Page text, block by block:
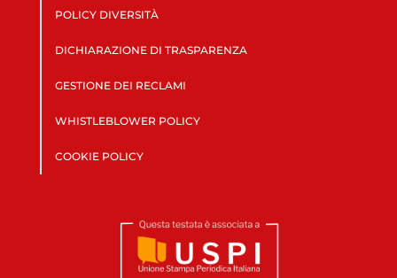
POLICY DIVERSITÀ
DICHIARAZIONE DI TRASPARENZA
GESTIONE DEI RECLAMI
WHISTLEBLOWER POLICY
COOKIE POLICY